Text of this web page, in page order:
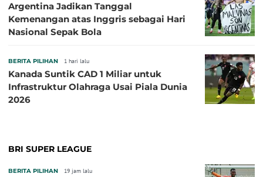
Argentina Jadikan Tanggal
Kemenangan atas Inggris sebagai Hari
Nasional Sepak Bola
BERITA PILIHAN 1 hari lalu
Kanada Suntik CAD 1 Miliar untuk
Infrastruktur Olahraga Usai Piala Dunia
2026
BRI SUPER LEAGUE
BERITA PILIHAN 19 jam lalu